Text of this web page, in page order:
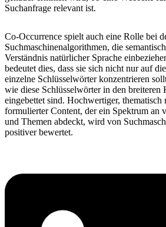
Suchanfrage relevant ist.
Co-Occurrence spielt auch eine Rolle bei
Suchmaschinenalgorithmen, die
Verständnis natürlicher Sprache
bedeutet dies, dass sie sich nicht nur auf
einzelne Schlüsselwörter konzentrieren
wie diese Schlüsselwörter in den breiteren
eingebettet sind. Hochwertiger, thematisch
formulierter Content, der ein Spektrum an
und Themen abdeckt, wird von
positiver bewertet.